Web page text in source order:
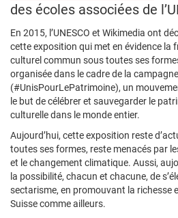
des écoles associées de
En 2015, l’UNESCO et Wikimedia ont
cette exposition qui met en évidence la
culturel commun sous toutes ses
organisée dans le cadre de la campagne
(#UnisPourLePatrimoine), un
le but de célébrer et sauvegarder le
culturelle dans le monde entier.
Aujourd’hui, cette exposition reste
toutes ses formes, reste menacés par
et le changement climatique. Aussi,
la possibilité, chacun et chacune, de
sectarisme, en promouvant la richesse
Suisse comme ailleurs.